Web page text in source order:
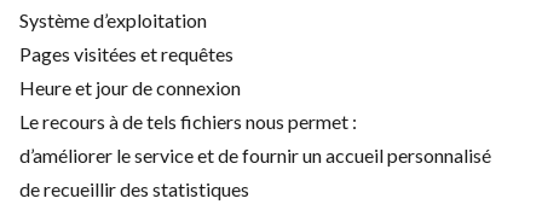
Système d’exploitation
Pages visitées et requêtes
Heure et jour de connexion
Le recours à de tels fichiers nous permet :
d’améliorer le service et de fournir un accueil personnalisé
de recueillir des statistiques